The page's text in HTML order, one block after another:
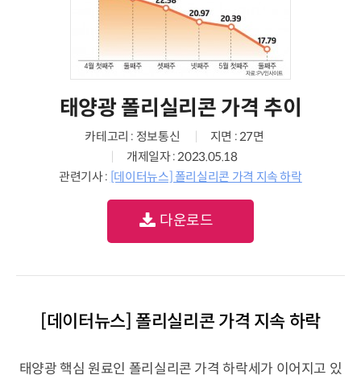
태양광 폴리실리콘 가격 추이
카테고리 : 정보통신
지면 : 27면
개제일자 : 2023.05.18
관련기사 : [데이터뉴스] 폴리실리콘 가격 지속 하락
다운로드
[데이터뉴스] 폴리실리콘 가격 지속 하락
태양광 핵심 원료인 폴리실리콘 가격 하락세가 이어지고 있